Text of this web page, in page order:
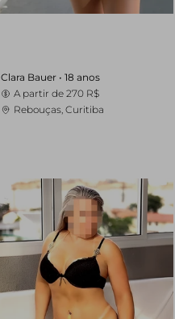
Clara Bauer • 18 anos
A partir de 270 R$
Rebouças, Curitiba